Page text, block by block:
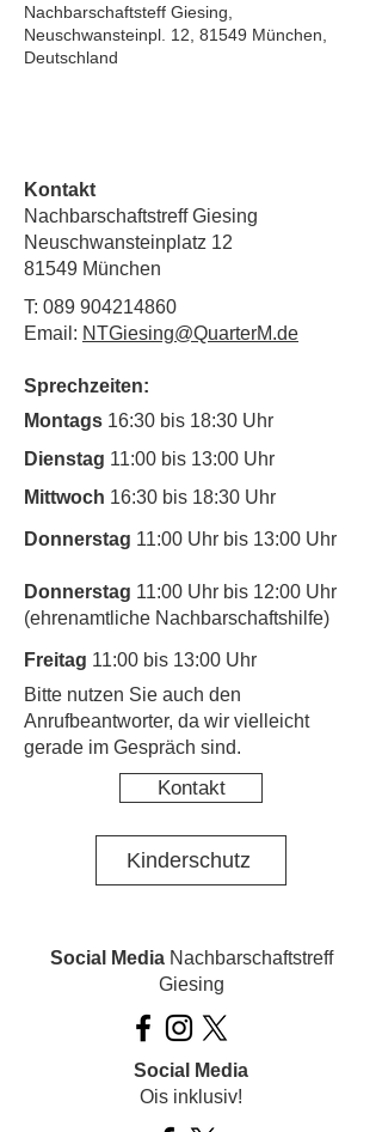
Nachbarschaftsteff Giesing,
Neuschwansteinpl. 12, 81549 München,
Deutschland
Kontakt
Nachbarschaftstreff Giesing
Neuschwansteinplatz 12
81549 München
T: 089 904214860
Email: NTGiesing@QuarterM.de
Sprechzeiten:
Montags 16:30 bis 18:30 Uhr
Dienstag 11:00 bis 13:00 Uhr
Mittwoch 16:30 bis 18:30 Uhr
Donnerstag 11:00 Uhr bis 13:00 Uhr
Donnerstag 11:00 Uhr bis 12:00 Uhr
(ehrenamtliche Nachbarschaftshilfe)
Freitag 11:00 bis 13:00 Uhr
​Bitte nutzen Sie auch den
Anrufbeantworter, da wir vielleicht
gerade im Gespräch sind.
Kontakt
Kinderschutz
Social MediaNachbarschaftstreff
Giesing
Social Media
Ois inklusiv!